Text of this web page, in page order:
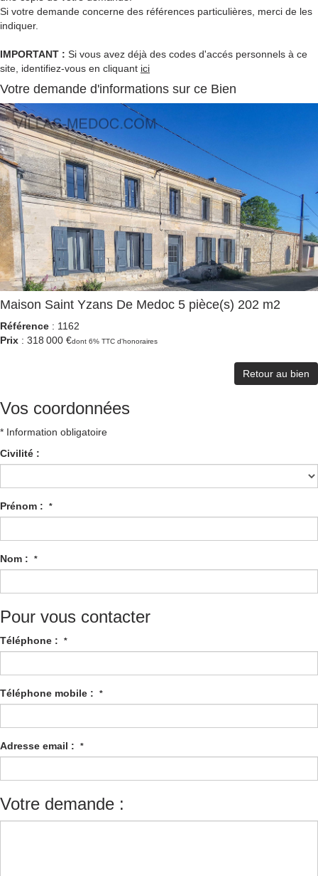
Si votre demande concerne des références particulières, merci de les
indiquer.
IMPORTANT : Si vous avez déjà des codes d'accés personnels à ce
site, identifiez-vous en cliquant ici
Votre demande d'informations sur ce Bien
Maison Saint Yzans De Medoc 5 pièce(s) 202 m2
Référence : 1162
Prix : 318 000 €dont 6% TTC d'honoraires
Retour au bien
Vos coordonnées
* Information obligatoire
Civilité :
Prénom : *
Nom : *
Pour vous contacter
Téléphone : *
Téléphone mobile : *
Adresse email : *
Votre demande :